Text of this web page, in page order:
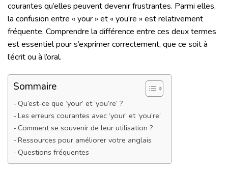
courantes qu’elles peuvent devenir frustrantes. Parmi elles,
la confusion entre « your » et « you’re » est relativement
fréquente. Comprendre la différence entre ces deux termes
est essentiel pour s’exprimer correctement, que ce soit à
l’écrit ou à l’oral.
Sommaire
Qu’est-ce que ‘your’ et ‘you’re’ ?
Les erreurs courantes avec ‘your’ et ‘you’re’
Comment se souvenir de leur utilisation ?
Ressources pour améliorer votre anglais
Questions fréquentes